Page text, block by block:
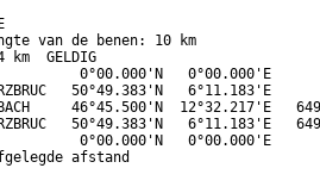
van de benen: 10 km
GELDIG
0°00.000'N   0°00.000'E
50°49.383'N   6°11.183'E
46°45.500'N  12°32.217'E
50°49.383'N   6°11.183'E
0°00.000'N   0°00.000'E
afstand